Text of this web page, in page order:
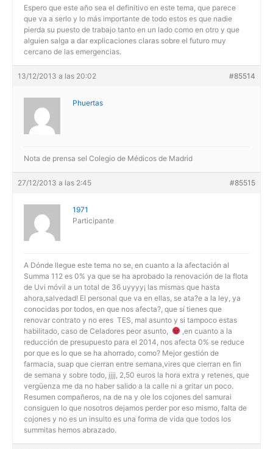
Espero que este año sea el definitivo en este tema, que parece
que va a serlo y lo más importante de todo estos es que nadie
pierda su puesto de trabajo tanto en un lado como en otro y que
alguien salga a dar explicaciones claras sobre el futuro muy
cercano de las emergencias.
13/12/2013 a las 20:02 #85514
Phuertas
Nota de prensa sel Colegio de Médicos de Madrid
27/12/2013 a las 2:45 #85515
1971
Participante
A Dónde llegue este tema no se, en cuanto a la afectación al
Summa 112 es 0% ya que se ha aprobado la renovación de la flota
de Uvi móvil a un total de 36 uyyyy¡ las mismas que hasta
ahora,salvedad! El personal que va en ellas, se ata?e a la ley, ya
conocidas por todos, en que nos afecta?, que sí tienes que
renovar contrato y no eres TES, mal asunto y si tampoco estas
habilitado, caso de Celadores peor asunto,
,en cuanto a la
reducción de presupuesto para el 2014, nos afecta 0% se reduce
por que es lo que se ha ahorrado, como? Mejor gestión de
farmacia, suap que cierran entre semana,vires que cierran en fin
de semana y sobre todo, jjjj, 2,50 euros la hora extra y retenes, que
vergüenza me da no haber salido a la calle ni a gritar un poco.
Resumen compañeros, na de na y ole los cojones del samurai
consiguen lo que nosotros dejamos perder por eso mismo, falta de
cojones y no es un insulto es una forma de vida que todos los
summitas hemos abrazado.